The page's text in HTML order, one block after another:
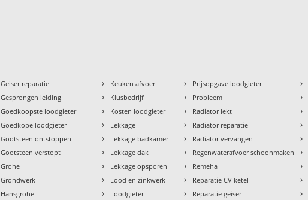
Geiser reparatie
Gesprongen leiding
Goedkoopste loodgieter
Goedkope loodgieter
Gootsteen ontstoppen
Gootsteen verstopt
Grohe
Grondwerk
Hansgrohe
› Keuken afvoer
› Klusbedrijf
› Kosten loodgieter
› Lekkage
› Lekkage badkamer
› Lekkage dak
› Lekkage opsporen
› Lood en zinkwerk
› Loodgieter
› Prijsopgave loodgieter
› Probleem
› Radiator lekt
› Radiator reparatie
› Radiator vervangen
› Regenwaterafvoer schoonmaken
› Remeha
› Reparatie CV ketel
› Reparatie geiser
›
›
›
›
›
›
›
›
›